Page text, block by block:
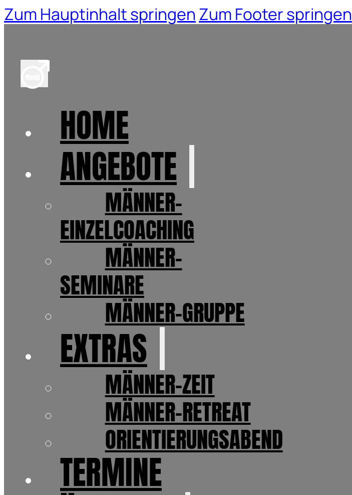
Zum Hauptinhalt springenZum Footer springen
HOME
ANGEBOTE
MÄNNER-
EINZELCOACHING
MÄNNER-
SEMINARE
MÄNNER-GRUPPE
EXTRAS
MÄNNER-ZEIT
MÄNNER-RETREAT
ORIENTIERUNGSABEND
TERMINE